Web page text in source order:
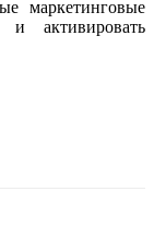
маркетинговые
и активировать